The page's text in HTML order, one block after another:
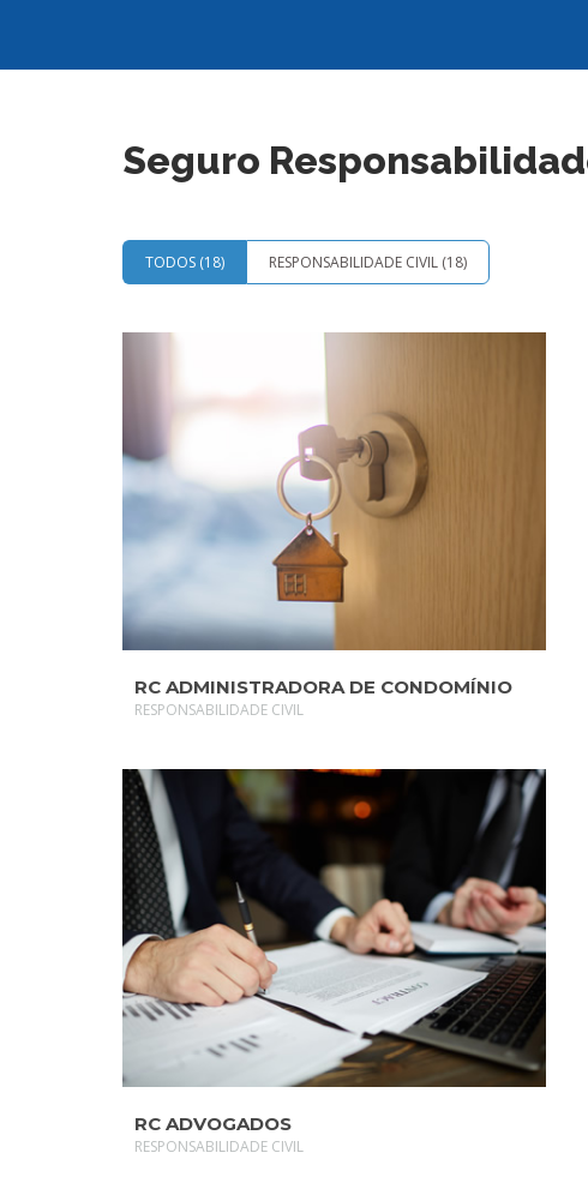
Seguro
TODOS (18) RESPONSABILIDADE CIVIL (18)
SAIBA MAIS
RC ADMINISTRADORA DE CONDOMÍNIO
RESPONSABILIDADE CIVIL
SAIBA MAIS
RC ADVOGADOS
RESPONSABILIDADE CIVIL